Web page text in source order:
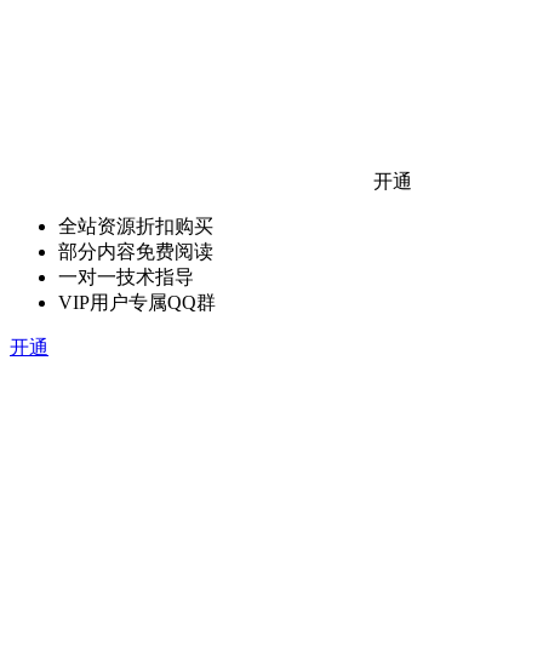
开通
全站资源折扣购买
部分内容免费阅读
一对一技术指导
VIP用户专属QQ群
开通